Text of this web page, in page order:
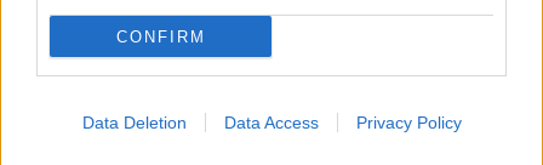
CONFIRM
Data Deletion Data Access Privacy Policy